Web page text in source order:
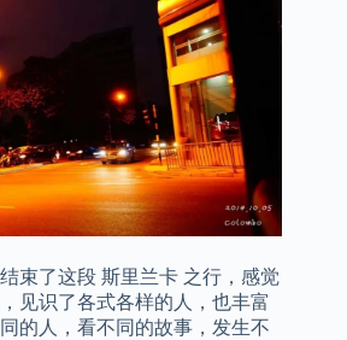
束了这段 斯里兰卡 之行，感觉
见识了各式各样的人，也丰富
的人，看不同的故事，发生不